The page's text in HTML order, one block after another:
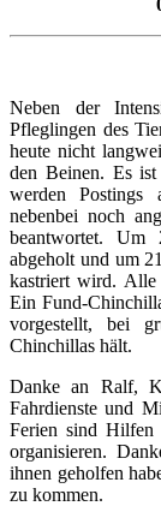
Neben der
Pfleglingen des
heute nicht
den Beinen. Es
werden Postings
nebenbei noch
beantwortet. Um
abgeholt und um
kastriert wird. Alle
Ein Fund-
vorgestellt, bei
Chinchillas hält.
Danke an Ralf,
Fahrdienste und
Ferien sind Hilfen
organisieren.
ihnen geholfen
zu kommen.